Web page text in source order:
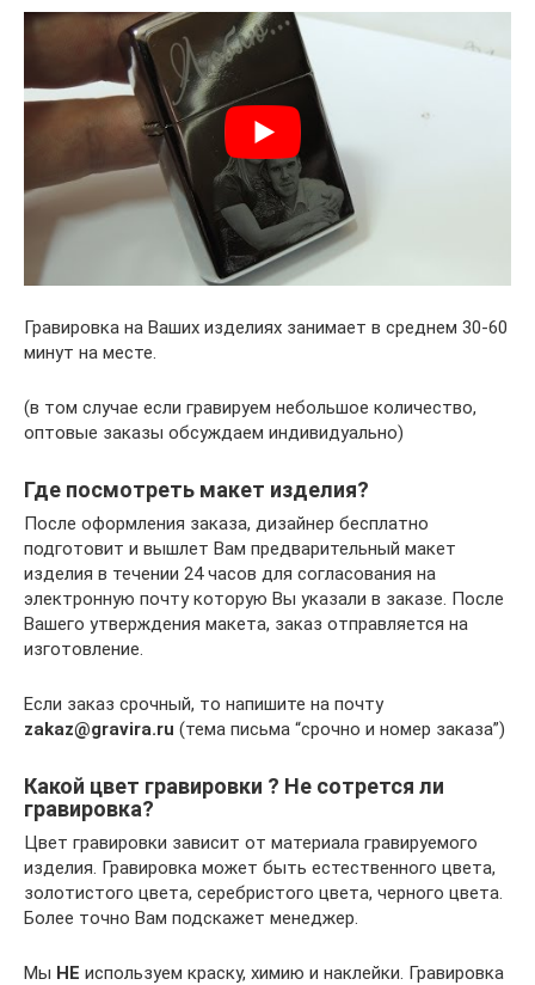
Гравировка на Ваших изделиях занимает в среднем 30-60
минут на месте.
(в том случае если гравируем небольшое количество,
оптовые заказы обсуждаем индивидуально)
Где посмотреть макет изделия?
После оформления заказа, дизайнер бесплатно
подготовит и вышлет Вам предварительный макет
изделия в течении 24 часов для согласования на
электронную почту которую Вы указали в заказе. После
Вашего утверждения макета, заказ отправляется на
изготовление.
Если заказ срочный, то напишите на почту
zakaz@gravira.ru (тема письма “срочно и номер заказа”)
Какой цвет гравировки ? Не сотрется ли
гравировка?
Цвет гравировки зависит от материала гравируемого
изделия. Гравировка может быть естественного цвета,
золотистого цвета, серебристого цвета, черного цвета.
Более точно Вам подскажет менеджер.
Мы НЕ используем краску, химию и наклейки. Гравировка